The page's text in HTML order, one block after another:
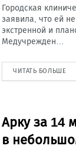
Городская
заявила, что ей
экстренной и
Медучрежден…
ЧИТАТЬ БОЛЬШЕ
Арку за 14
в